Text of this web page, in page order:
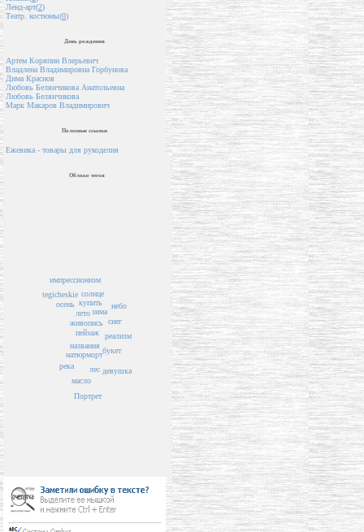
Ленд-арт(2)
Театр. костюмы(0)
День рождения
Артем Коряпин Влерьевич
Владлена Владимировна Горбунова
Дима Краснов
Любовь Белянчикова Анатольевна
Любовь Белянчикова
Марк Макаров Владимирович
Полезные ссылки
Ежевика - товары для рукоделия
Облако тегов
пейзаж
названия
живопись
лето
натюрморт
купить
солнце
лес
зима
осень
букет
масло
река
снег
tegicheskie
реализм
небо
импрессионизм
Портрет
девушка